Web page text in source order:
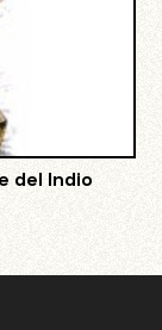
del Indio